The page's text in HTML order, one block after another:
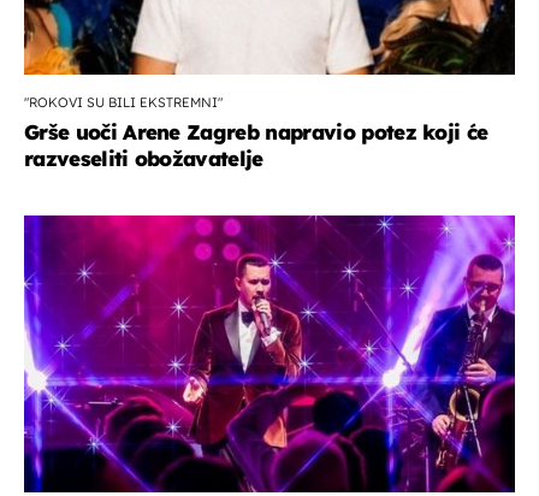
"ROKOVI SU BILI EKSTREMNI"
Grše uoči Arene Zagreb napravio potez koji će
razveseliti obožavatelje